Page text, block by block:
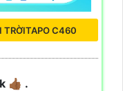
TRỜITAPO C460
.